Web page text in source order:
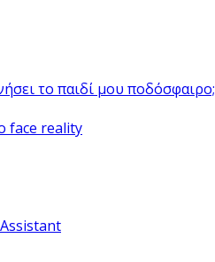
το παιδί μου ποδόσφαιρο;
face reality